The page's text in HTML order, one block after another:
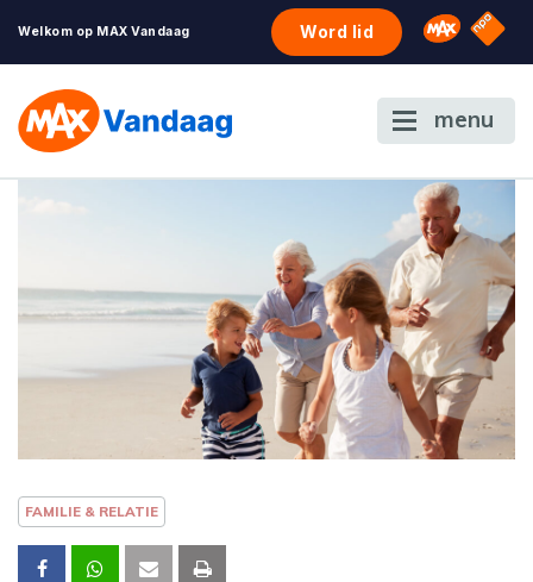
Welkom op MAX Vandaag Word lid Omroep
NPO
menu
FAMILIE & RELATIE